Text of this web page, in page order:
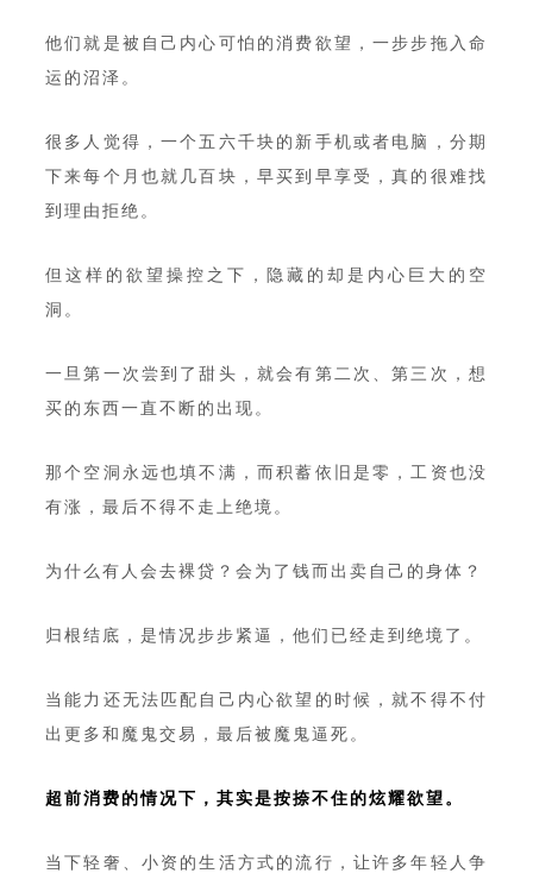
他们就是被自己内心可怕的消费欲望，一步步拖入命
运的沼泽。
很多人觉得，一个五六千块的新手机或者电脑，分期
下来每个月也就几百块，早买到早享受，真的很难找
到理由拒绝。
但这样的欲望操控之下，隐藏的却是内心巨大的空
洞。
一旦第一次尝到了甜头，就会有第二次、第三次，想
买的东西一直不断的出现。
那个空洞永远也填不满，而积蓄依旧是零，工资也没
有涨，最后不得不走上绝境。
为什么有人会去裸贷？会为了钱而出卖自己的身体？
归根结底，是情况步步紧逼，他们已经走到绝境了。
当能力还无法匹配自己内心欲望的时候，就不得不付
出更多和魔鬼交易，最后被魔鬼逼死。
超前消费的情况下，其实是按捺不住的炫耀欲望。
当下轻奢、小资的生活方式的流行，让许多年轻人争